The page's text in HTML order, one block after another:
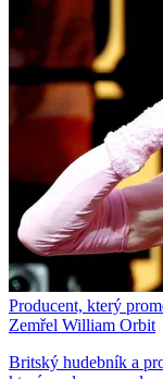
Producent, který
Zemřel William Orbit
Britský hudebník a